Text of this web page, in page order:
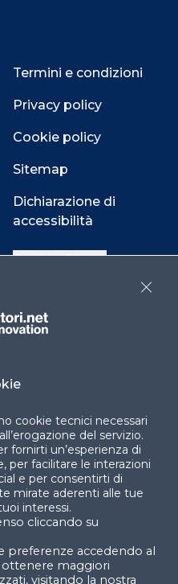
Termini e condizioni
Privacy policy
Cookie policy
Sitemap
Dichiarazione di
accessibilità
Cookie Center
di Milano Dipartimento
cookie tecnici necessari
del servizio.
fornirti un’esperienza di
per facilitare le interazioni
e per consentirti di
mirate aderenti alle tue
interessi.
cliccando su
preferenze accedendo al
ottenere maggiori
visitando la nostra